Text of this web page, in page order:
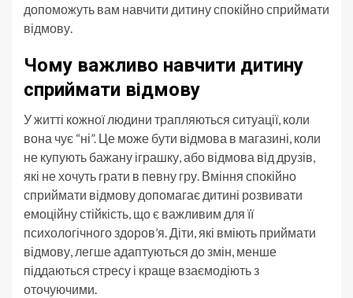
допоможуть вам навчити дитину спокійно сприймати
відмову.
Чому важливо навчити дитину
сприймати відмову
У житті кожної людини трапляються ситуації, коли
вона чує “ні”. Це може бути відмова в магазині, коли
не купують бажану іграшку, або відмова від друзів,
які не хочуть грати в певну гру. Вміння спокійно
сприймати відмову допомагає дитині розвивати
емоційну стійкість, що є важливим для її
психологічного здоров’я. Діти, які вміють приймати
відмову, легше адаптуються до змін, менше
піддаються стресу і краще взаємодіють з
оточуючими.